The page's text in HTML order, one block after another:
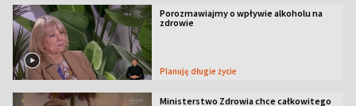
Porozmawiajmy o wpływie alkoholu na
zdrowie
Planuję długie życie
Ministerstwo Zdrowia chce całkowitego